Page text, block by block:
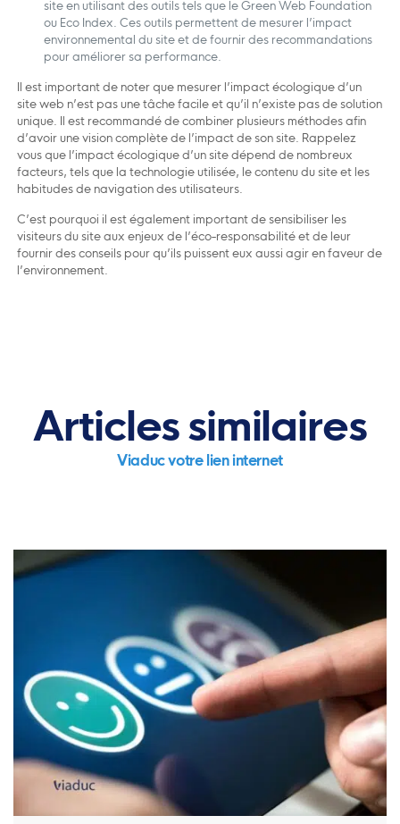
site en utilisant des outils tels que le Green Web Foundation
ou Eco Index. Ces outils permettent de mesurer l’impact
environnemental du site et de fournir des recommandations
pour améliorer sa performance.
Il est important de noter que mesurer l’impact écologique d’un
site web n’est pas une tâche facile et qu’il n’existe pas de solution
unique. Il est recommandé de combiner plusieurs méthodes afin
d’avoir une vision complète de l’impact de son site. Rappelez
vous que l’impact écologique d’un site dépend de nombreux
facteurs, tels que la technologie utilisée, le contenu du site et les
habitudes de navigation des utilisateurs.
C’est pourquoi il est également important de sensibiliser les
visiteurs du site aux enjeux de l’éco-responsabilité et de leur
fournir des conseils pour qu’ils puissent eux aussi agir en faveur de
l’environnement.
Articles similaires
Viaduc votre lien internet